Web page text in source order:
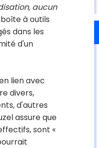
aucun
à outils
dans les
d'un
lien avec
divers,
d'autres
assure que
sont «